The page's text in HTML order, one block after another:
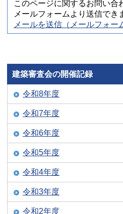
このページに関するお問い合
メールフォームより送信でき
メールを送信（メールフォー
建築審査会の開催記録
令和8年度
令和7年度
令和6年度
令和5年度
令和4年度
令和3年度
令和2年度